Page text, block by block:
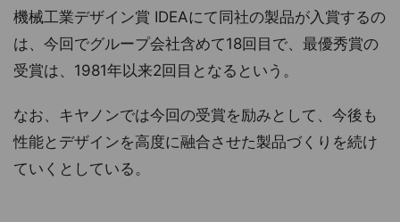
機械工業デザイン賞 IDEAにて同社の製品が入賞するの
は、今回でグループ会社含めて18回目で、最優秀賞の
受賞は、1981年以来2回目となるという。
なお、キヤノンでは今回の受賞を励みとして、今後も
性能とデザインを高度に融合させた製品づくりを続け
ていくとしている。